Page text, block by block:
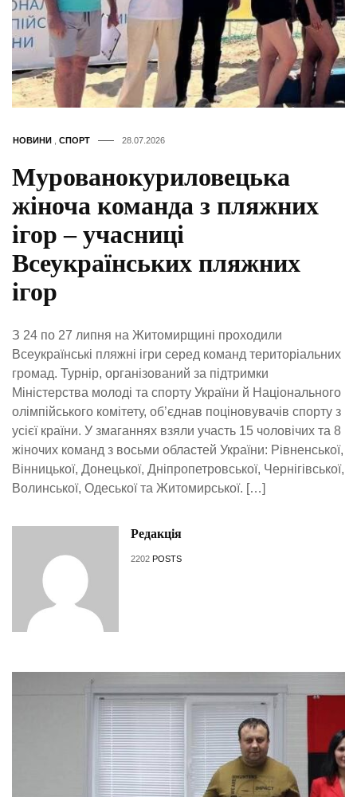
НОВИНИ СПОРТ 28.07.2026
Мурованокуриловецька
жіноча команда з пляжних
ігор – учасниці
Всеукраїнських пляжних
ігор
З 24 по 27 липня на Житомирщині проходили
Всеукраїнські пляжні ігри серед команд територіальних
громад. Турнір, організований за підтримки
Міністерства молоді та спорту України й Національного
олімпійського комітету, об’єднав поціновувачів спорту з
усієї країни. У змаганнях взяли участь 15 чоловічих та 8
жіночих команд з восьми областей України: Рівненської,
Вінницької, Донецької, Дніпропетровської, Чернігівської,
Волинської, Одеської та Житомирської. […]
Редакція
2202 POSTS